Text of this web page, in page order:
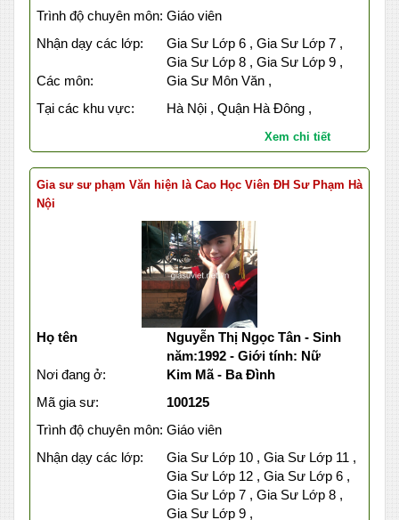
Trình độ chuyên môn: Giáo viên
Nhận dạy các lớp:
Gia Sư Lớp 6 , Gia Sư Lớp 7 ,
Gia Sư Lớp 8 , Gia Sư Lớp 9 ,
Các môn:
Gia Sư Môn Văn ,
Tại các khu vực:
Hà Nội , Quận Hà Đông ,
Xem chi tiết
Gia sư sư phạm Văn hiện là Cao Học Viên ĐH Sư Phạm Hà
Nội
Họ tên
Nguyễn Thị Ngọc Tân - Sinh
năm:1992 - Giới tính: Nữ
Nơi đang ở:
Kim Mã - Ba Đình
Mã gia sư:
100125
Trình độ chuyên môn: Giáo viên
Nhận dạy các lớp:
Gia Sư Lớp 10 , Gia Sư Lớp 11 ,
Gia Sư Lớp 12 , Gia Sư Lớp 6 ,
Gia Sư Lớp 7 , Gia Sư Lớp 8 ,
Gia Sư Lớp 9 ,